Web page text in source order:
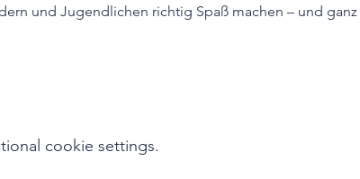
und Jugendlichen richtig Spaß machen – und ganz
cookie settings.